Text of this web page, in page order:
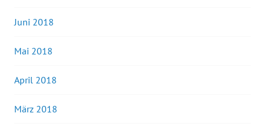
Juni 2018
Mai 2018
April 2018
März 2018